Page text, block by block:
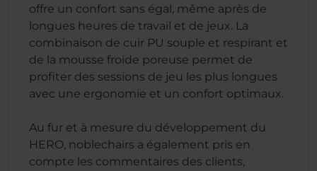
offre un confort sans égal, même après de
longues heures de travail et de jeux. La
combinaison de cuir PU souple et respirant et
de la mousse froide poreuse permet de
profiter des sessions de jeu les plus longues
avec une ergonomie et un confort optimaux.
Au fur et à mesure du développement du
HERO, noblechairs a également pris en
compte les commentaires des clients,